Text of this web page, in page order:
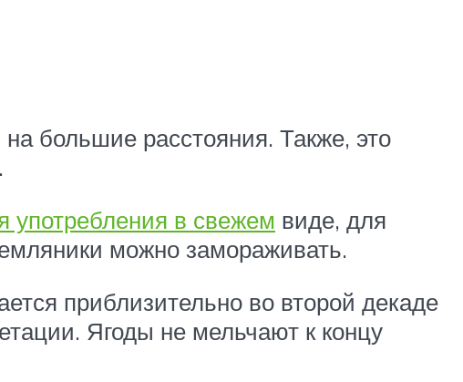
большие расстояния. Также, это
употребления в свежем виде, для
можно замораживать.
приблизительно во второй декаде
Ягоды не мельчают к концу